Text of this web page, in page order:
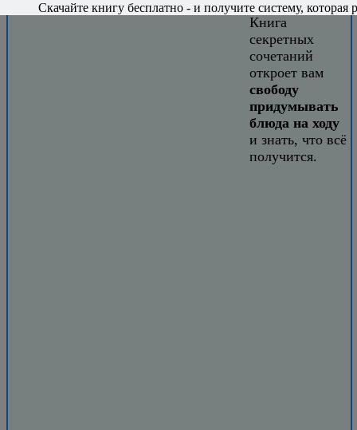
Книга
секретных
сочетаний
откроет вам
свободу
придумывать
блюда на ходу
и знать, что всё
получится.
Скачайте книгу бесплатно - и получите систему, которая